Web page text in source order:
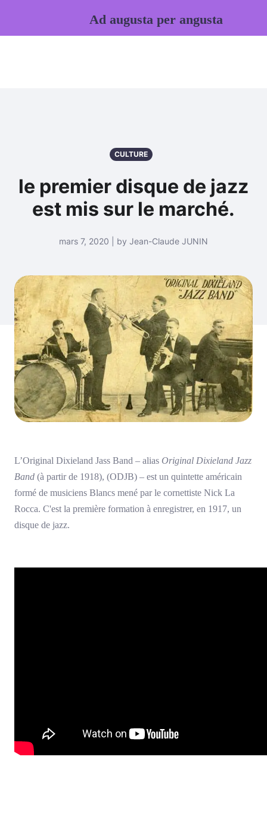
CULTURE
le premier disque de jazz
est mis sur le marché.
mars 7, 2020 | by Jean-Claude JUNIN
L’Original Dixieland Jass Band – alias Original Dixieland Jazz
Band (à partir de 1918), (ODJB) – est un quintette américain
formé de musiciens Blancs mené par le cornettiste Nick La
Rocca. C'est la première formation à enregistrer, en 1917, un
disque de jazz.
Ad augusta per angusta